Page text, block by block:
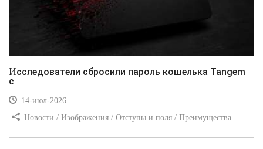
Исследователи сбросили пароль кошелька Tangem
с
14-июл-2026
Новости / Изображения / Отступы и поля / Преимущества